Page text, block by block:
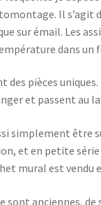
Il s’agit
sur émail. Les
dans un
des pièces
et passent au
simplement être
et en petite série
mural est vendu
sont anciennes, de